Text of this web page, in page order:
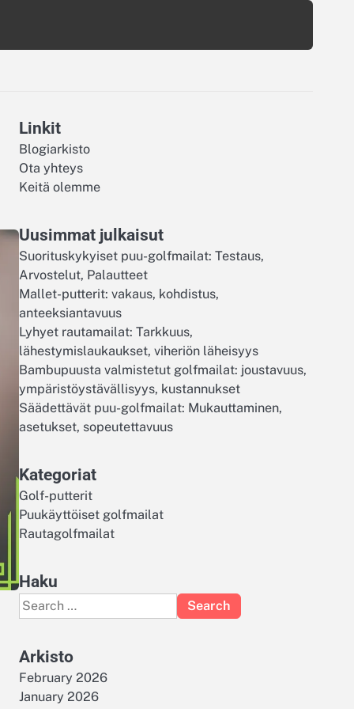
Linkit
Blogiarkisto
Ota yhteys
Keitä olemme
Uusimmat julkaisut
Suorituskykyiset puu-golfmailat: Testaus,
Arvostelut, Palautteet
Mallet-putterit: vakaus, kohdistus,
anteeksiantavuus
Lyhyet rautamailat: Tarkkuus,
lähestymislaukaukset, viheriön läheisyys
Bambupuusta valmistetut golfmailat: joustavuus,
ympäristöystävällisyys, kustannukset
Säädettävät puu-golfmailat: Mukauttaminen,
asetukset, sopeutettavuus
Kategoriat
Golf-putterit
Puukäyttöiset golfmailat
Rautagolfmailat
Haku
Search
for:
Arkisto
February 2026
January 2026